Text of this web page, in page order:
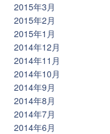
2015年3月
2015年2月
2015年1月
2014年12月
2014年11月
2014年10月
2014年9月
2014年8月
2014年7月
2014年6月